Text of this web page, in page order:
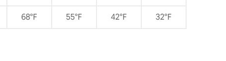
68°F 55°F 42°F 32°F